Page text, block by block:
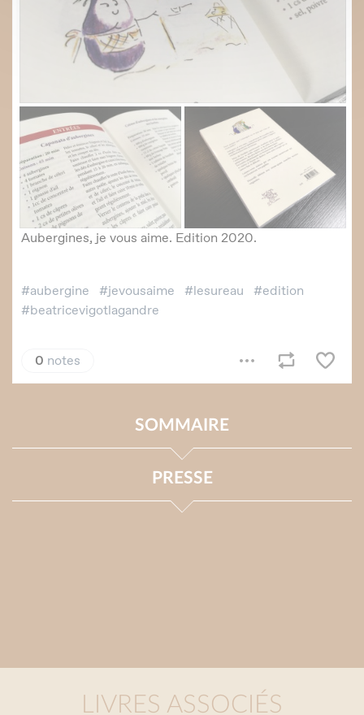
SOMMAIRE
PRESSE
LIVRES ASSOCIÉS